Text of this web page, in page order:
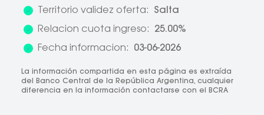
Territorio validez oferta:
Salta
Relacion cuota ingreso:
25.00%
Fecha informacion:
03-06-2026
La información compartida en esta página es extraída
del Banco Central de la República Argentina, cualquier
diferencia en la información contactarse con el BCRA